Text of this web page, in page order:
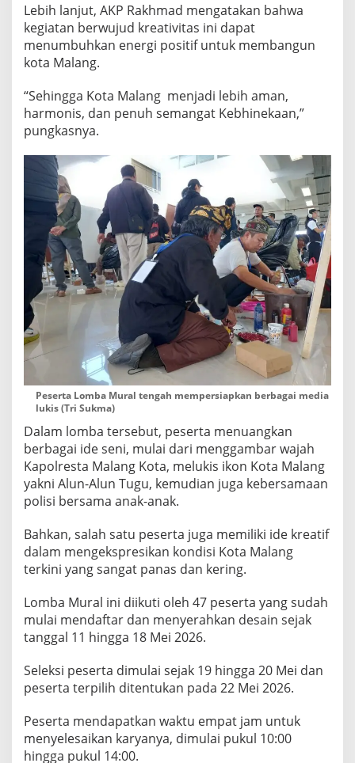
Lebih lanjut, AKP Rakhmad mengatakan bahwa
kegiatan berwujud kreativitas ini dapat
menumbuhkan energi positif untuk membangun
kota Malang.
“Sehingga Kota Malang menjadi lebih aman,
harmonis, dan penuh semangat Kebhinekaan,”
pungkasnya.
Peserta Lomba Mural tengah mempersiapkan berbagai media
lukis (Tri Sukma)
Dalam lomba tersebut, peserta menuangkan
berbagai ide seni, mulai dari menggambar wajah
Kapolresta Malang Kota, melukis ikon Kota Malang
yakni Alun-Alun Tugu, kemudian juga kebersamaan
polisi bersama anak-anak.
Bahkan, salah satu peserta juga memiliki ide kreatif
dalam mengekspresikan kondisi Kota Malang
terkini yang sangat panas dan kering.
Lomba Mural ini diikuti oleh 47 peserta yang sudah
mulai mendaftar dan menyerahkan desain sejak
tanggal 11 hingga 18 Mei 2026.
Seleksi peserta dimulai sejak 19 hingga 20 Mei dan
peserta terpilih ditentukan pada 22 Mei 2026.
Peserta mendapatkan waktu empat jam untuk
menyelesaikan karyanya, dimulai pukul 10:00
hingga pukul 14:00.